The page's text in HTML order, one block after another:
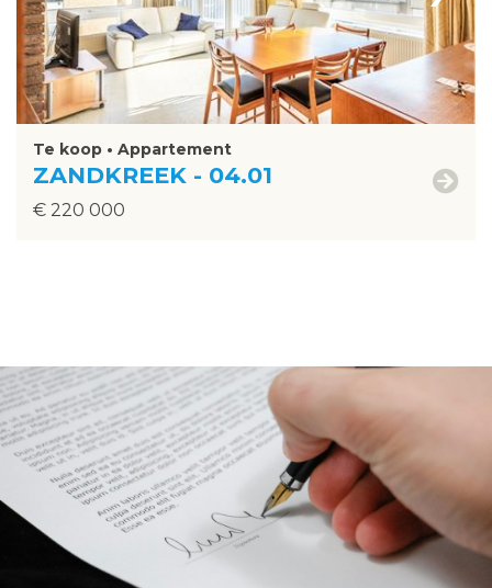
Te koop • Appartement
ZANDKREEK - 04.01
€ 220 000